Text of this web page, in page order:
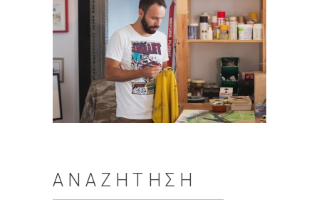
ΑΝΑΖΉΤΗΣΗ